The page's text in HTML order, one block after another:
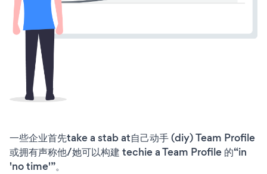
一些企业首先take a stab at自己动手 (diy) Team Profile
或拥有声称他/她可以构建 techie a Team Profile 的“in
'no time'”。